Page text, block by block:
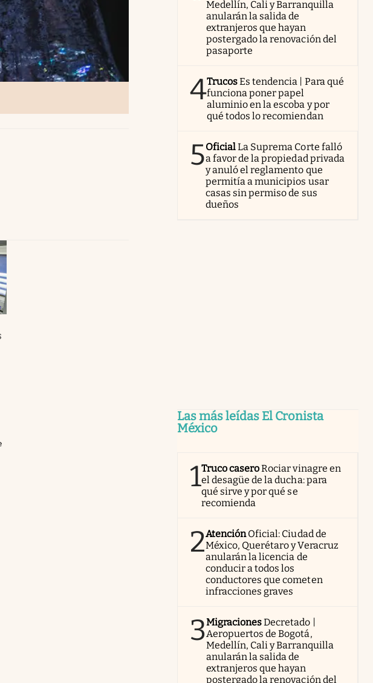
Medellín, Cali y Barranquilla
anularán la salida de
extranjeros que hayan
postergado la renovación del
pasaporte
4TrucosEs tendencia | Para qué
funciona poner papel
aluminio en la escoba y por
qué todos lo recomiendan
5OficialLa Suprema Corte falló
a favor de la propiedad privada
y anuló el reglamento que
permitía a municipios usar
casas sin permiso de sus
dueños
Las más leídas El Cronista
México
1Truco caseroRociar vinagre en
el desagüe de la ducha: para
qué sirve y por qué se
recomienda
2AtenciónOficial: Ciudad de
México, Querétaro y Veracruz
anularán la licencia de
conducir a todos los
conductores que cometen
infracciones graves
3MigracionesDecretado |
Aeropuertos de Bogotá,
Medellín, Cali y Barranquilla
anularán la salida de
extranjeros que hayan
postergado la renovación del